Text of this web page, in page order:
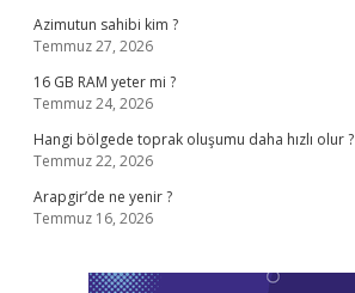
Azimutun sahibi kim ?
Temmuz 27, 2026
16 GB RAM yeter mi ?
Temmuz 24, 2026
Hangi bölgede toprak oluşumu daha hızlı olur ?
Temmuz 22, 2026
Arapgir’de ne yenir ?
Temmuz 16, 2026